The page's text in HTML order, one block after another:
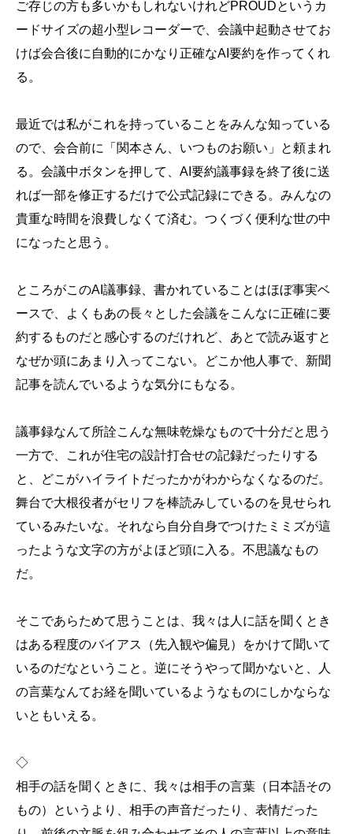
ご存じの方も多いかもしれないけれどPROUDというカ
ードサイズの超小型レコーダーで、会議中起動させてお
けば会合後に自動的にかなり正確なAI要約を作ってくれ
る。
最近では私がこれを持っていることをみんな知っている
ので、会合前に「関本さん、いつものお願い」と頼まれ
る。会議中ボタンを押して、AI要約議事録を終了後に送
れば一部を修正するだけで公式記録にできる。みんなの
貴重な時間を浪費しなくて済む。つくづく便利な世の中
になったと思う。
ところがこのAI議事録、書かれていることはほぼ事実ベ
ースで、よくもあの長々とした会議をこんなに正確に要
約するものだと感心するのだけれど、あとで読み返すと
なぜか頭にあまり入ってこない。どこか他人事で、新聞
記事を読んでいるような気分にもなる。
議事録なんて所詮こんな無味乾燥なもので十分だと思う
一方で、これが住宅の設計打合せの記録だったりする
と、どこがハイライトだったかがわからなくなるのだ。
舞台で大根役者がセリフを棒読みしているのを見せられ
ているみたいな。それなら自分自身でつけたミミズが這
ったような文字の方がよほど頭に入る。不思議なもの
だ。
そこであらためて思うことは、我々は人に話を聞くとき
はある程度のバイアス（先入観や偏見）をかけて聞いて
いるのだなということ。逆にそうやって聞かないと、人
の言葉なんてお経を聞いているようなものにしかならな
いともいえる。
◇
相手の話を聞くときに、我々は相手の言葉（日本語その
もの）というより、相手の声音だったり、表情だった